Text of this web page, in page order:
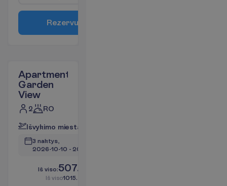
Rezervu
Apartment
Garden
View
2 RO
Išvykimo miesta
3 naktys,
2026-10-10 - 2026-10-13
Iš viso:507.72
Iš viso1015.44